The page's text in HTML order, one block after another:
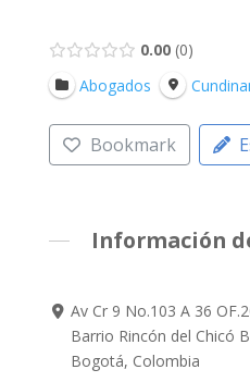
0.00 0
Abogados
Bookmark
Información
Av Cr 9 No.103 A 36
Barrio Rincón del Chicó
Bogotá, Colombia